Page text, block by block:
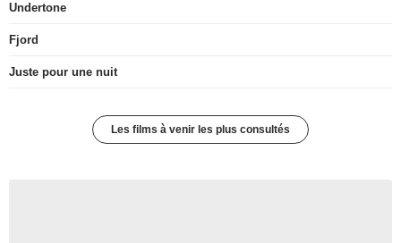
Undertone
Fjord
Juste pour une nuit
Les films à venir les plus consultés